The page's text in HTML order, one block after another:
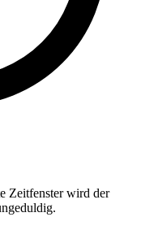
Zeitfenster wird der